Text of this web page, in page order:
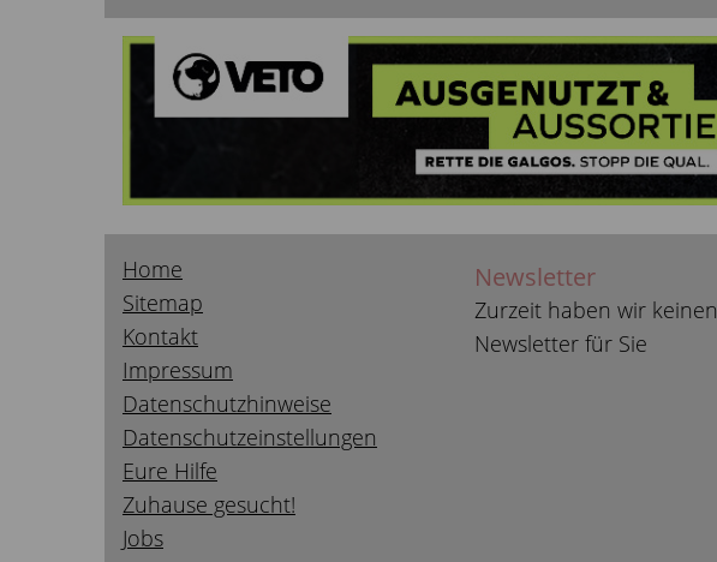
Home
Sitemap
Kontakt
Impressum
Datenschutzhinweise
Datenschutzeinstellungen
Eure Hilfe
Zuhause gesucht!
Jobs
Newsletter
Zurzeit haben wir keinen
Newsletter für Sie